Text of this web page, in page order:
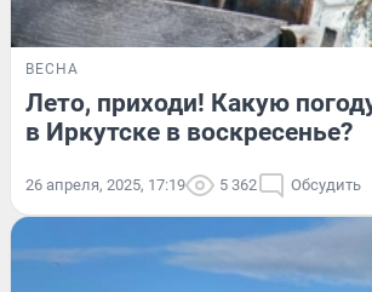
ВЕСНА
Лето, приходи! Какую
в Иркутске в воскресенье?
26 апреля, 2025, 17:19 5 362 Обсудить